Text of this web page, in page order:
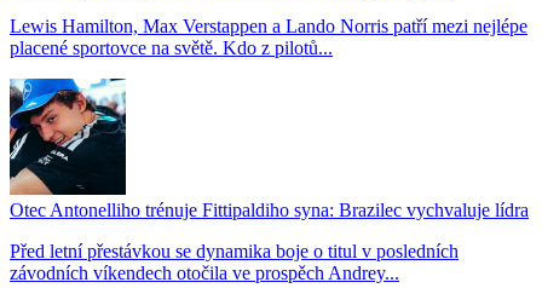
Lewis Hamilton, Max Verstappen a Lando Norris patří mezi nejlépe
placené sportovce na světě. Kdo z pilotů...
Otec Antonelliho trénuje Fittipaldiho syna: Brazilec vychvaluje lídra
Před letní přestávkou se dynamika boje o titul v posledních
závodních víkendech otočila ve prospěch Andrey...